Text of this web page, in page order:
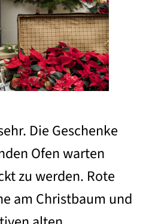
Die Geschenke
Ofen warten
zu werden. Rote
am Christbaum und